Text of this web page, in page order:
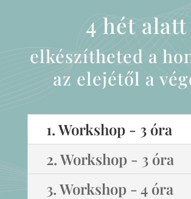
4 hét alatt
elkészítheted a
az elejétől a
1. Workshop - 3 óra
2. Workshop - 3 óra
3. Workshop - 4 óra